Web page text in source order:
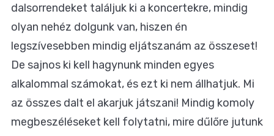
dalsorrendeket találjuk ki a koncertekre, mindig
olyan nehéz dolgunk van, hiszen én
legszívesebben mindig eljátszanám az összeset!
De sajnos ki kell hagynunk minden egyes
alkalommal számokat, és ezt ki nem állhatjuk. Mi
az összes dalt el akarjuk játszani! Mindig komoly
megbeszéléseket kell folytatni, mire dűlőre jutunk